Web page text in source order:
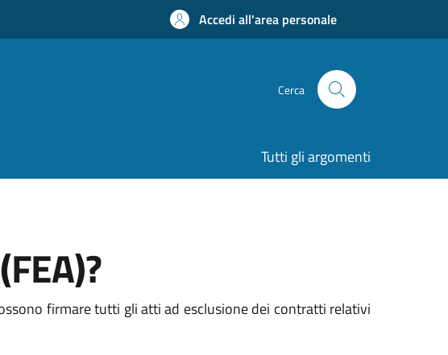
Accedi all'area personale
Cerca
Tutti gli argomenti
firmare tutti gli atti ad esclusione dei contratti relativi